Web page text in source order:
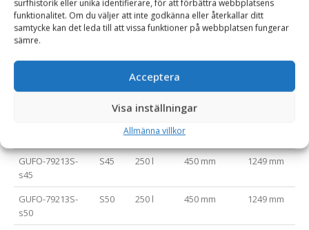
surfhistorik eller unika identifierare, för att förbättra webbplatsens
funktionalitet. Om du väljer att inte godkänna eller återkallar ditt
samtycke kan det leda till att vissa funktioner på webbplatsen fungerar
sämre.
Acceptera
Visa inställningar
Allmänna villkor
GUFO-79210S-
s45
S45 165 l 400 mm 1151 mm
GUFO-79210S-
s50
190 l
GUFO-79213S-
s45
S45 250 l 450 mm 1249 mm
GUFO-79213S-
s50
S50 250 l 450 mm 1249 mm